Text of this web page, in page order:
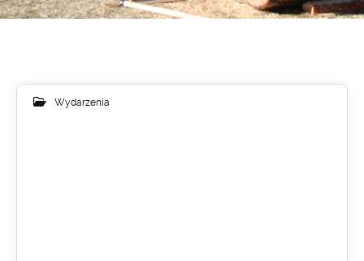
Wydarzenia